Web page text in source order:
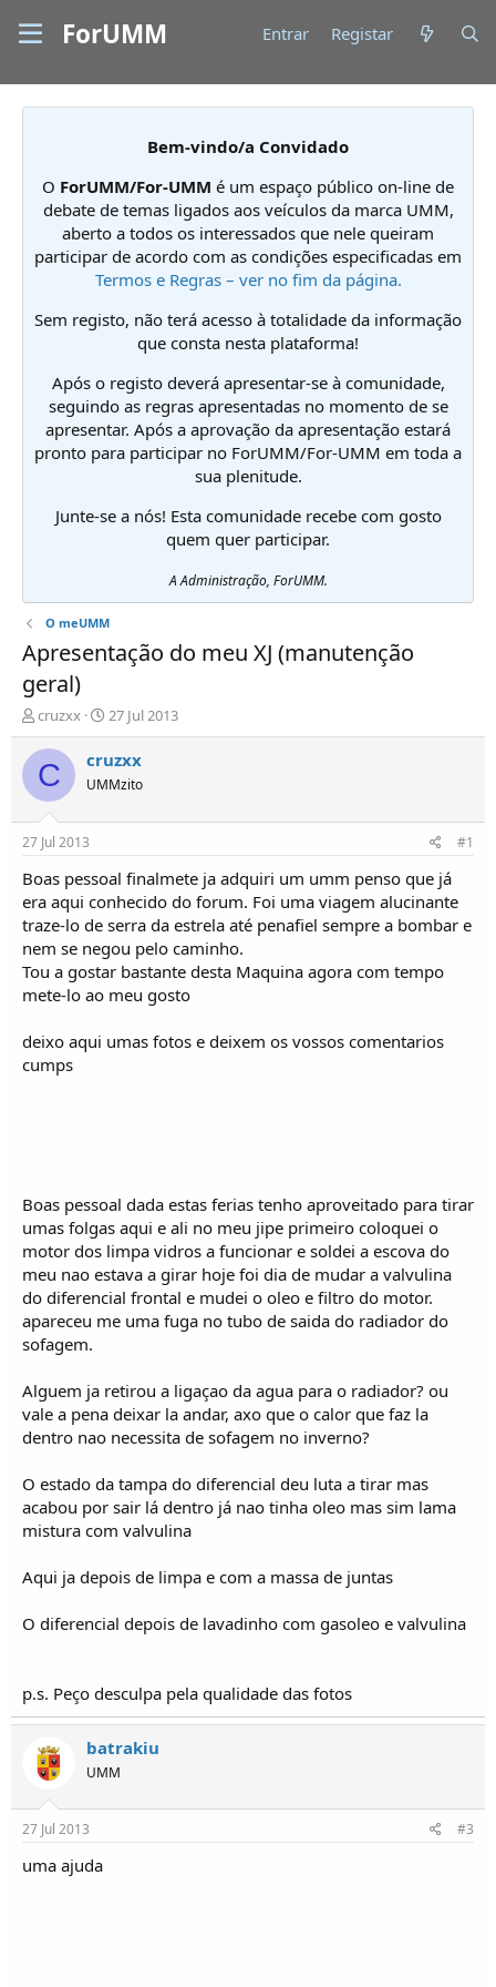
ForUMM Entrar Registar
Bem-vindo/a Convidado
O ForUMM/For-UMM é um espaço público on-line de
debate de temas ligados aos veículos da marca UMM,
aberto a todos os interessados que nele queiram
participar de acordo com as condições especificadas em
Termos e Regras – ver no fim da página.
Sem registo, não terá acesso à totalidade da informação
que consta nesta plataforma!
Após o registo deverá apresentar-se à comunidade,
seguindo as regras apresentadas no momento de se
apresentar. Após a aprovação da apresentação estará
pronto para participar no ForUMM/For-UMM em toda a
sua plenitude.
Junte-se a nós! Esta comunidade recebe com gosto
quem quer participar.
A Administração, ForUMM.
O meUMM
Apresentação do meu XJ (manutenção
geral)
I
n
i
c
d
o
r
e
T
ó
p
i
o
s
cruzxx
D
a
t
d
í
i
o
27 Jul 2013
C cruzxx
UMMzito
27 Jul 2013 #1
Boas pessoal finalmete ja adquiri um umm penso que já
era aqui conhecido do forum. Foi uma viagem alucinante
traze-lo de serra da estrela até penafiel sempre a bombar e
nem se negou pelo caminho.
Tou a gostar bastante desta Maquina agora com tempo
mete-lo ao meu gosto
deixo aqui umas fotos e deixem os vossos comentarios
cumps
Boas pessoal dada estas ferias tenho aproveitado para tirar
umas folgas aqui e ali no meu jipe primeiro coloquei o
motor dos limpa vidros a funcionar e soldei a escova do
meu nao estava a girar hoje foi dia de mudar a valvulina
do diferencial frontal e mudei o oleo e filtro do motor.
apareceu me uma fuga no tubo de saida do radiador do
sofagem.
Alguem ja retirou a ligaçao da agua para o radiador? ou
vale a pena deixar la andar, axo que o calor que faz la
dentro nao necessita de sofagem no inverno?
O estado da tampa do diferencial deu luta a tirar mas
acabou por sair lá dentro já nao tinha oleo mas sim lama
mistura com valvulina
Aqui ja depois de limpa e com a massa de juntas
O diferencial depois de lavadinho com gasoleo e valvulina
p.s. Peço desculpa pela qualidade das fotos
batrakiu
UMM
27 Jul 2013 #3
uma ajuda